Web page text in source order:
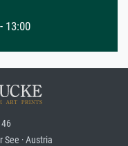
13:00
· Austria